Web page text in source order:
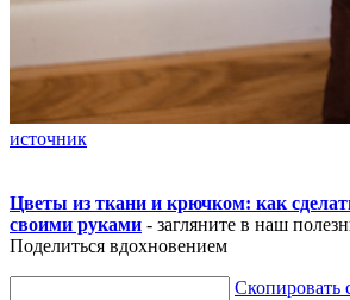
источник
Цветы из ткани и крючком: как
своими руками - загляните в наш
Поделиться вдохновением
Скопировать